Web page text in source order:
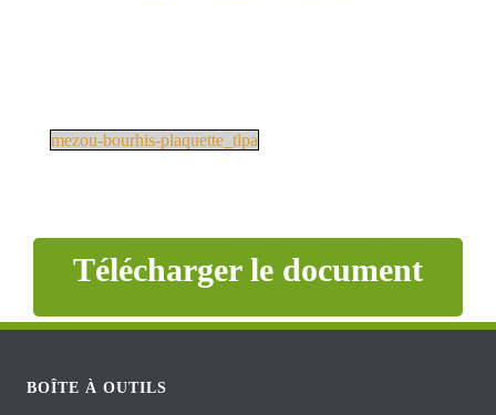
mezou-bourhis-plaquette_tlpa
Télécharger le document
BOÎTE À OUTILS